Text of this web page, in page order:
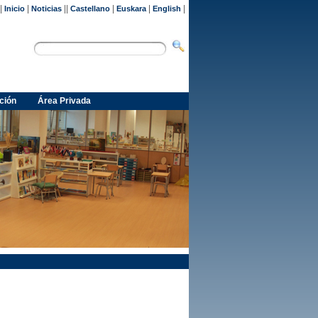
Inicio Noticias Castellano Euskara| English
Área Privada